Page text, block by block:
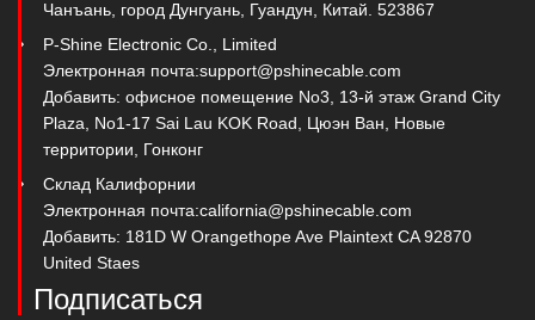
Чанъань, город Дунгуань, Гуандун, Китай. 523867
P-Shine Electronic Co., Limited
Электронная почта:support@pshinecable.com
Добавить: офисное помещение No3, 13-й этаж Grand City
Plaza, No1-17 Sai Lau KOK Road, Цюэн Ван, Новые
территории, Гонконг
Склад Калифорнии
Электронная почта:california@pshinecable.com
Добавить: 181D W Orangethope Ave Plaintext CA 92870
United Staes
Подписаться